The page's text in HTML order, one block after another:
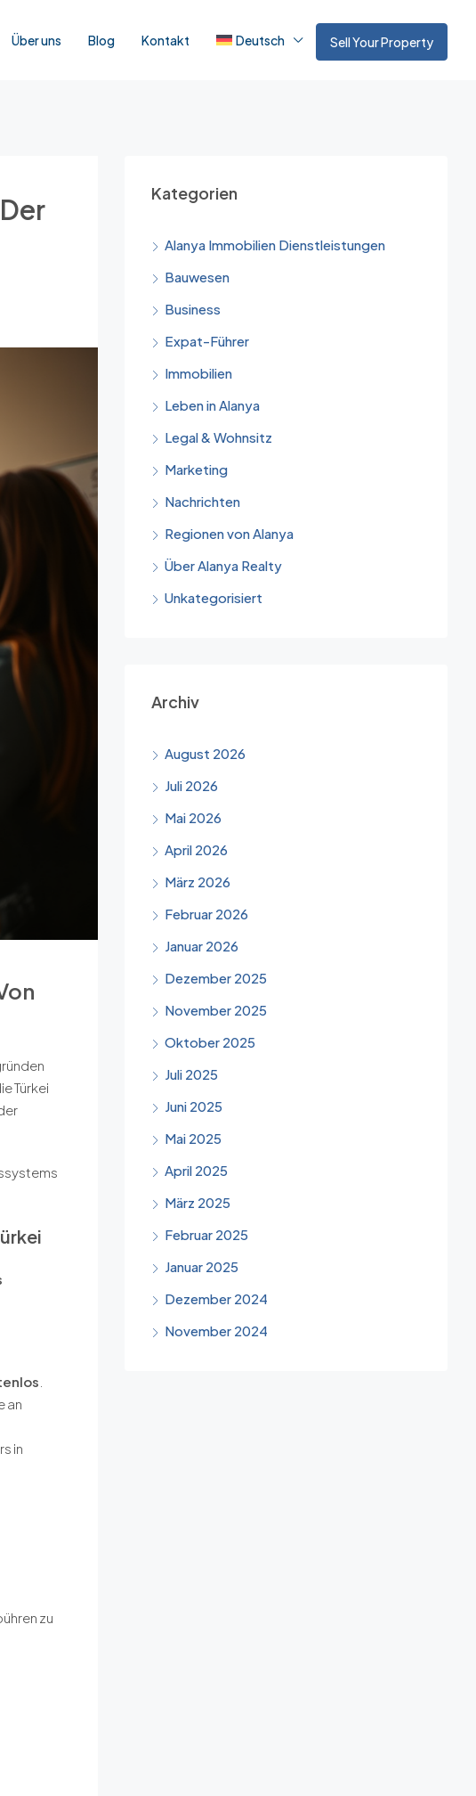
Über uns Blog Kontakt Deutsch Sell Your Property
Türkei
an
in
zu
Kategorien
Alanya Immobilien Dienstleistungen
Bauwesen
Business
Expat-Führer
Immobilien
Leben in Alanya
Legal & Wohnsitz
Marketing
Nachrichten
Regionen von Alanya
Über Alanya Realty
Unkategorisiert
Archiv
August 2026
Juli 2026
Mai 2026
April 2026
März 2026
Februar 2026
Januar 2026
Dezember 2025
November 2025
Oktober 2025
Juli 2025
Juni 2025
Mai 2025
April 2025
März 2025
Februar 2025
Januar 2025
Dezember 2024
November 2024